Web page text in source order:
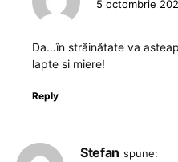
5 octombrie
Da…în străinătate va
lapte si miere!
Reply
Stefan spune: